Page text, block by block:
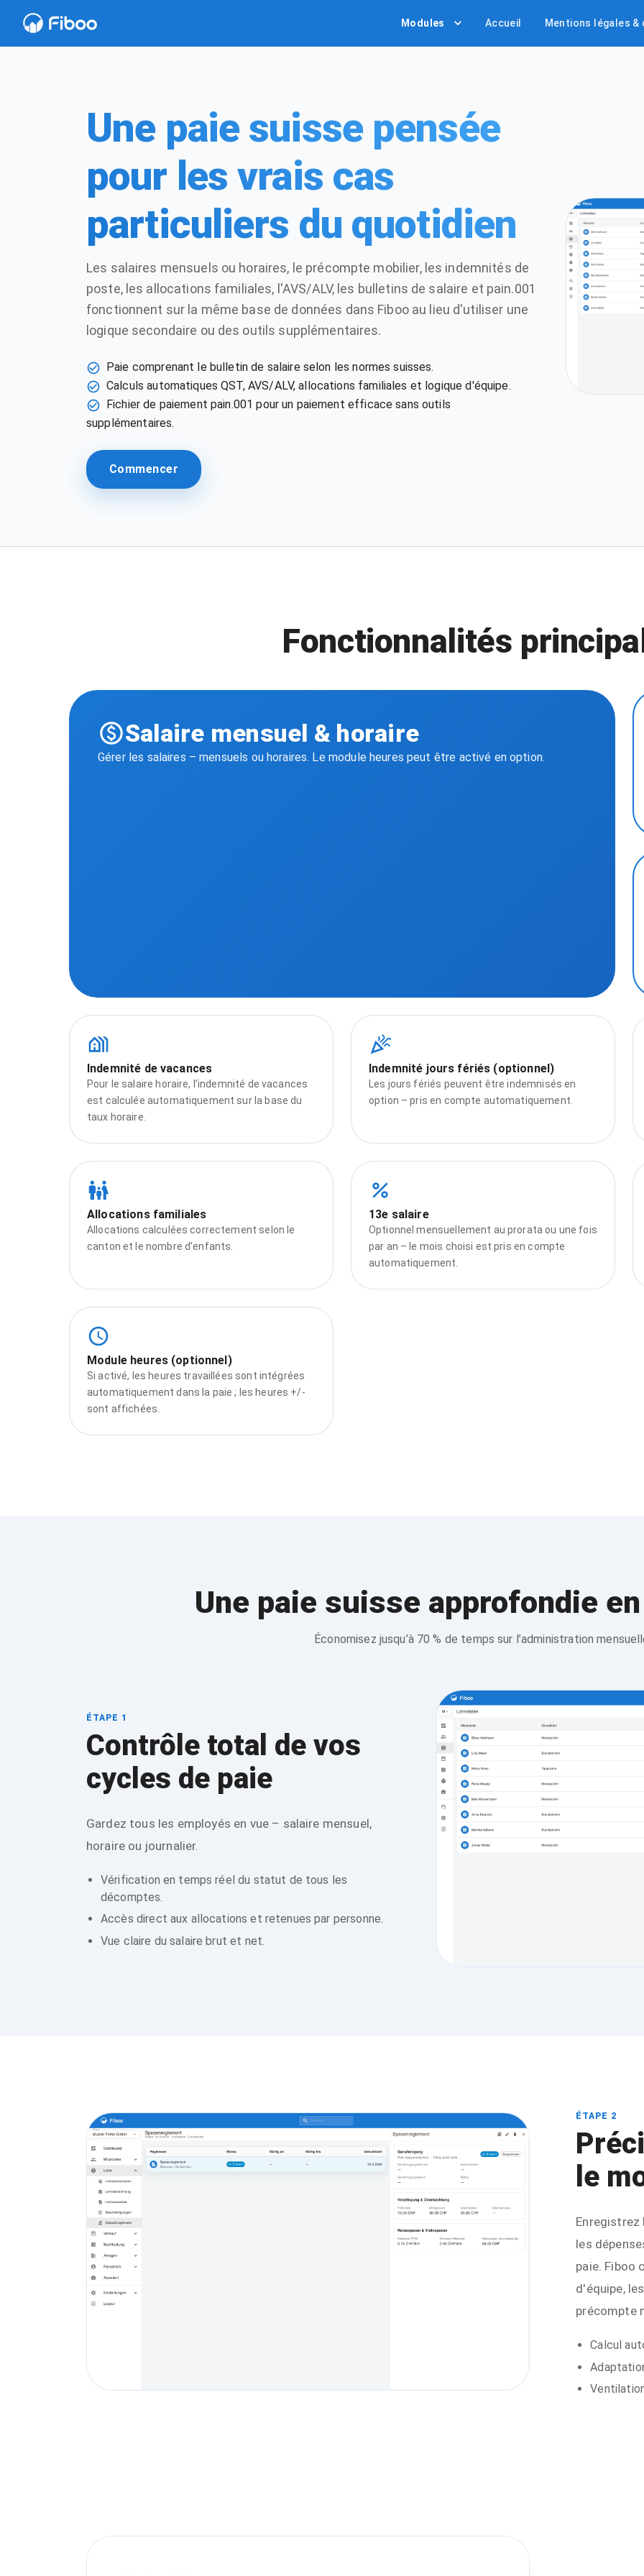
Modules Accueil Mentions légales &
Une paie suisse pensée
pour les vrais cas
particuliers du quotidien
Les salaires mensuels ou horaires, le précompte mobilier, les indemnités de
poste, les allocations familiales, l'AVS/ALV, les bulletins de salaire et pain.001
fonctionnent sur la même base de données dans Fiboo au lieu d'utiliser une
logique secondaire ou des outils supplémentaires.
Paie comprenant le bulletin de salaire selon les normes suisses.
Calculs automatiques QST, AVS/ALV, allocations familiales et logique d'équipe.
Fichier de paiement pain.001 pour un paiement efficace sans outils
supplémentaires.
Commencer
Fonctionnalités
Salaire mensuel & horaire
Gérer les salaires – mensuels ou horaires. Le module heures peut être activé en option.
Indemnité de vacances
Pour le salaire horaire, l’indemnité de vacances
est calculée automatiquement sur la base du
taux horaire.
Indemnité jours fériés (optionnel)
Les jours fériés peuvent être indemnisés en
option – pris en compte automatiquement.
Allocations familiales
Allocations calculées correctement selon le
canton et le nombre d’enfants.
13e salaire
Optionnel mensuellement au prorata ou une fois
par an – le mois choisi est pris en compte
automatiquement.
Module heures (optionnel)
Si activé, les heures travaillées sont intégrées
automatiquement dans la paie ; les heures +/‑
sont affichées.
Une paie suisse approfondie
Économisez jusqu’à 70 % de temps sur l’administration
ÉTAPE 1
Contrôle total de vos
cycles de paie
Gardez tous les employés en vue – salaire mensuel,
horaire ou journalier.
Vérification en temps réel du statut de tous les
décomptes.
Accès direct aux allocations et retenues par personne.
Vue claire du salaire brut et net.
ÉTAPE 2
le
Enregistrez
les
paie. Fiboo
d'équipe,
précompte
Calcul